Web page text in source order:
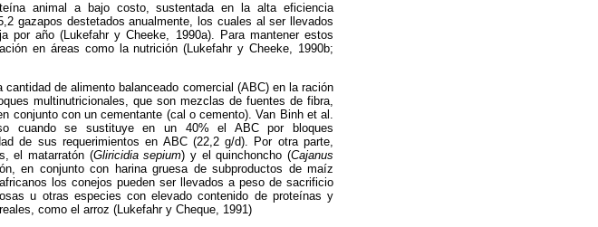
animal a bajo costo, sustentada en la alta eficiencia
gazapos destetados anualmente, los cuales al ser llevados
año (Lukefahr y Cheeke, 1990a). Para mantener estos
en áreas como la nutrición (Lukefahr y Cheeke, 1990b;
de alimento balanceado comercial (ABC) en la ración
multinutricionales, que son mezclas de fuentes de fibra,
conjunto con un cementante (cal o cemento). Van Binh et al.
cuando se sustituye en un 40% el ABC por bloques
de sus requerimientos en ABC (22,2 g/d). Por otra parte,
el matarratón (Gliricidia sepium) y el quinchoncho (Cajanus
en conjunto con harina gruesa de subproductos de maíz
los conejos pueden ser llevados a peso de sacrificio
u otras especies con elevado contenido de proteínas y
como el arroz (Lukefahr y Cheque, 1991)